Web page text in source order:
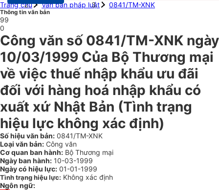
Trang chủ
Văn bản pháp luật 0841/TM-XNK
Thông tin văn bản
99
0
Công văn số 0841/TM-XNK ngày
10/03/1999 Của Bộ Thương mại
về việc thuế nhập khẩu ưu đãi
đối với hàng hoá nhập khẩu có
xuất xứ Nhật Bản (Tình trạng
hiệu lực không xác định)
Số hiệu văn bản: 0841/TM-XNK
Loại văn bản: Công văn
Cơ quan ban hành: Bộ Thương mại
Ngày ban hành: 10-03-1999
Ngày có hiệu lực: 01-01-1999
Tình trạng hiệu lực: Không xác định
Ngôn ngữ: